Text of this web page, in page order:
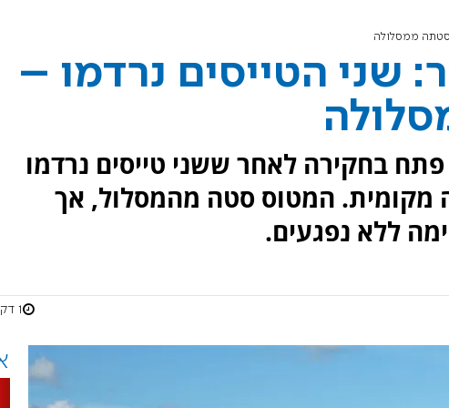
סטתה ממסלולה
שני הטייסים נרדמו –
בחקירה לאחר ששני טייסים נרדמו
טיסה מקומית. המטוס סטה מהמסלול, אך
ללא נפגעים.
1 דקות